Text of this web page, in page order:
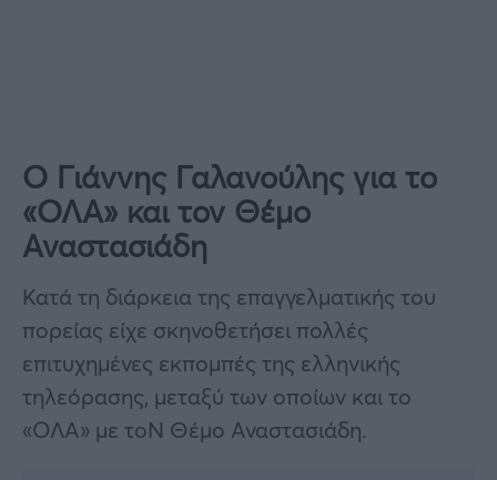
Ο Γιάννης Γαλανούλης για το
«ΟΛΑ» και τον Θέμο
Αναστασιάδη
Κατά τη διάρκεια της επαγγελματικής του
πορείας είχε σκηνοθετήσει πολλές
επιτυχημένες εκπομπές της ελληνικής
τηλεόρασης, μεταξύ των οποίων και το
«ΟΛΑ» με τοΝ Θέμο Αναστασιάδη.